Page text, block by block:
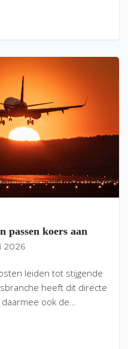
passen koers aan
2026
leiden tot stijgende
heeft dit directe
ook de…